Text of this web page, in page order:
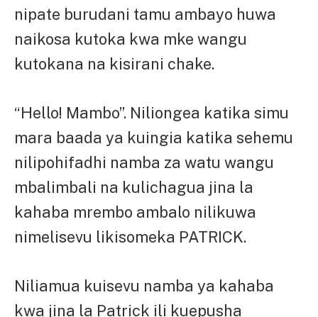
nipate burudani tamu ambayo huwa
naikosa kutoka kwa mke wangu
kutokana na kisirani chake.
“Hello! Mambo”. Niliongea katika simu
mara baada ya kuingia katika sehemu
nilipohifadhi namba za watu wangu
mbalimbali na kulichagua jina la
kahaba mrembo ambalo nilikuwa
nimelisevu likisomeka PATRICK.
Niliamua kuisevu namba ya kahaba
kwa jina la Patrick ili kuepusha